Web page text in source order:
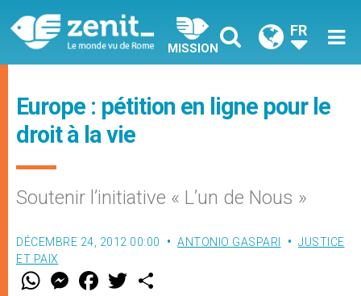
MISSION
FR
Europe : pétition en ligne pour le
droit à la vie
Soutenir l’initiative « L’un de Nous »
DÉCEMBRE 24, 2012 00:00 ANTONIO GASPARI
JUSTICE
ET PAIX
W M
e
F
a w